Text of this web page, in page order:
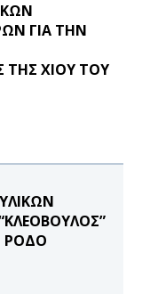
ΓΙΑ ΤΗΝ
ΧΙΟΥ ΤΟΥ
ΡΟΔΟ